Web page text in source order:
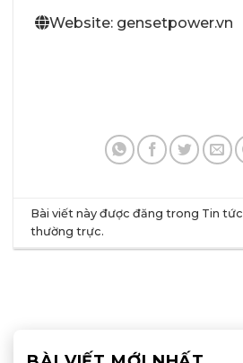
Website: gensetpower.vn
Bài viết này được đăng trong Tin tức
thường trực.